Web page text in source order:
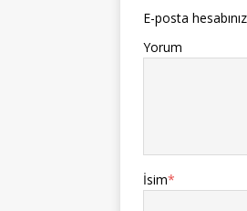
E-posta
Yorum
İsim*